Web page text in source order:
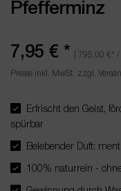
Pfefferminz
7,95 € * 795,00 € *
Preise inkl. MwSt. zzgl.
Erfrischt den Geist,
spürbar
Belebender Duft:
100% naturrein -